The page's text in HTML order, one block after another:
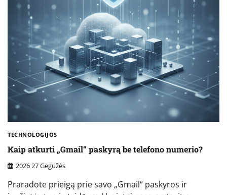
TECHNOLOGIJOS
Kaip atkurti „Gmail“ paskyrą be telefono numerio?
2026 27 Gegužės
Praradote prieigą prie savo „Gmail“ paskyros ir